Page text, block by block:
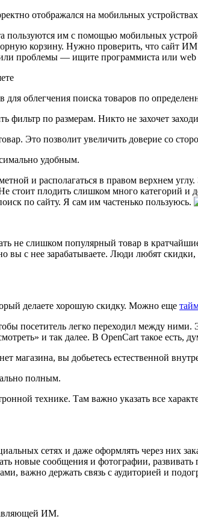
отображался на мобильных
пользуются им с помощью мобильных
корзину. Нужно проверить, что сайт
проблемы — ищите программиста или
для облегчения поиска товаров по
по размерам. Никто не захочет
Это позволит увеличить доверие со
удобным.
и располагаться в правом верхнем
стоит плодить слишком много категорий
по сайту. Я сам им частенько пользуюсь.
не слишком популярный товар в
вы с нее зарабатываете. Люди любят
делаете хорошую скидку. Можно еще
посетитель легко переходил между
и так далее. В OpenCart такое есть,
магазина, вы добьетесь естественной
полным.
технике. Там важно указать все
сетях и даже оформлять через них
новые сообщения и фотографии,
важно держать связь с аудиторией и
ИМ.